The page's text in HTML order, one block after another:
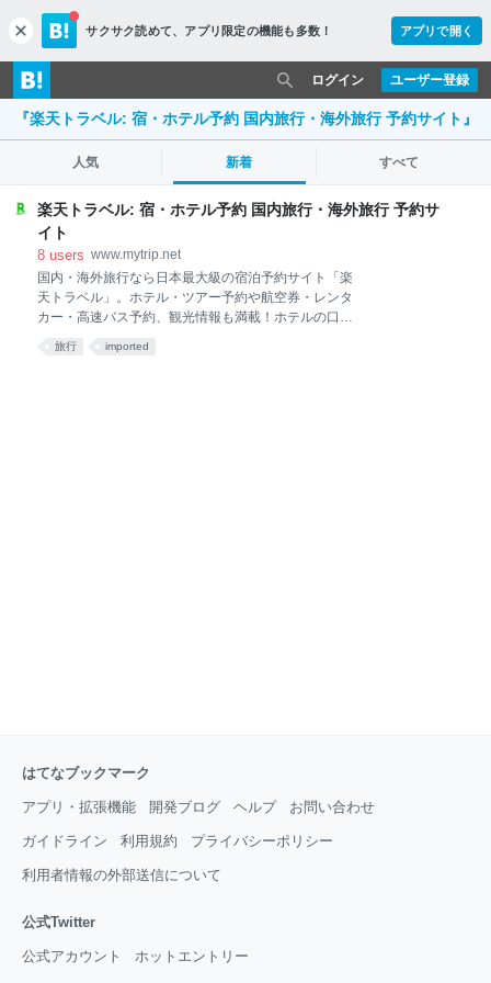
c
l
o
s
e
サクサク読めて、 アプリ限定の機能も多数！ アプリで開く
ユーザー登録
ログイン
『楽天トラベル: 宿・ホテル予約 国内旅行・海外旅行 予約サイト』
人気 新着 すべて
楽天トラベル: 宿・ホテル予約 国内旅行・海外旅行 予約サ
イト
8 users www.mytrip.net
国内・海外旅行なら日本最大級の宿泊予約サイト「楽
天トラベル」。ホテル・ツアー予約や航空券・レンタ
カー・高速バス予約、観光情報も満載！ホテルの口コ
ミ数は1,000万件以上で日本最大級！楽天ポイント貯
まる・使える！
旅行 imported
はてなブックマーク
アプリ・拡張機能 開発ブログ ヘルプ お問い合わせ
ガイドライン 利用規約 プライバシーポリシー
利用者情報の外部送信について
公式Twitter
公式アカウント ホットエントリー